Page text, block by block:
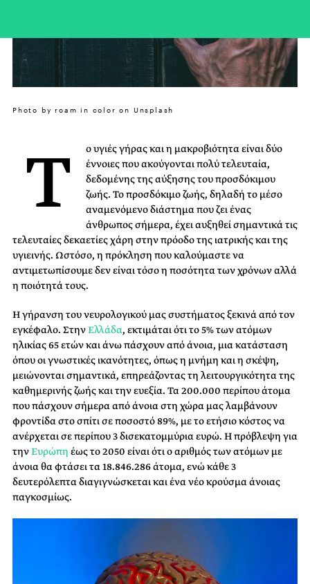
Photo by roam in color on Unsplash
Τ
ο υγιές γήρας και η μακροβιότητα είναι δύο
έννοιες που ακούγονται πολύ τελευταία,
δεδομένης της αύξησης του προσδόκιμου
ζωής. Το προσδόκιμο ζωής, δηλαδή το μέσο
αναμενόμενο διάστημα που ζει ένας
άνθρωπος σήμερα, έχει αυξηθεί σημαντικά τις
τελευταίες δεκαετίες χάρη στην πρόοδο της ιατρικής και της
υγιεινής. Ωστόσο, η πρόκληση που καλούμαστε να
αντιμετωπίσουμε δεν είναι τόσο η ποσότητα των χρόνων αλλά
η ποιότητά τους.
Η γήρανση του νευρολογικού μας συστήματος ξεκινά από τον
εγκέφαλο. ΣτηνΕλλάδα, εκτιμάται ότι το 5% των ατόμων
ηλικίας 65 ετών και άνω πάσχουν από άνοια, μια κατάσταση
όπου οι γνωστικές ικανότητες, όπως η μνήμη και η σκέψη,
μειώνονται σημαντικά, επηρεάζοντας τη λειτουργικότητα της
καθημερινής ζωής και την ευεξία. Τα 200.000 περίπου άτομα
που πάσχουν σήμερα από άνοια στη χώρα μας λαμβάνουν
φροντίδα στο σπίτι σε ποσοστό 89%, με το ετήσιο κόστος να
ανέρχεται σε περίπου 3 δισεκατομμύρια ευρώ. Η πρόβλεψη για
τηνΕυρώπη έως το 2050 είναι ότι ο αριθμός των ατόμων με
άνοια θα φτάσει τα 18.846.286 άτομα, ενώ κάθε 3
δευτερόλεπτα διαγιγνώσκεται και ένα νέο κρούσμα άνοιας
παγκοσμίως.